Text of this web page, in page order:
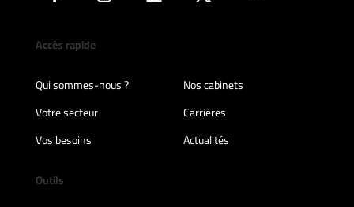
Accès rapide
Qui sommes-nous ?
Nos cabinets
Votre secteur
Carrières
Vos besoins
Actualités
Outils